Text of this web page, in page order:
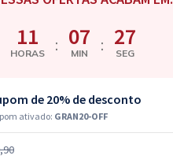
11
HORAS : 07
MIN : 26
SEG
de 20% de desconto
ativado: GRAN20-OFF